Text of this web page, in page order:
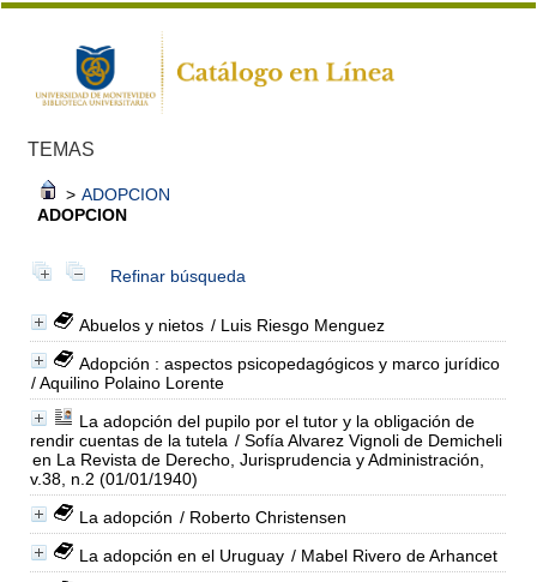
TEMAS
> ADOPCION
ADOPCION
Refinar búsqueda
Abuelos y nietos / Luis Riesgo Menguez
Adopción : aspectos psicopedagógicos y marco jurídico
/ Aquilino Polaino Lorente
La adopción del pupilo por el tutor y la obligación de
rendir cuentas de la tutela / Sofía Alvarez Vignoli de Demicheli
en La Revista de Derecho, Jurisprudencia y Administración,
v.38, n.2 (01/01/1940)
La adopción / Roberto Christensen
La adopción en el Uruguay / Mabel Rivero de Arhancet